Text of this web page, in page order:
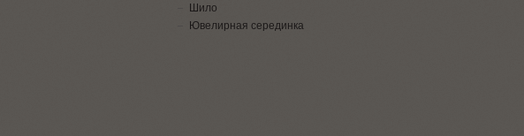
Шило
Ювелирная серединка